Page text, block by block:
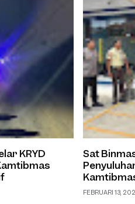
KRYD
Sat
Wilayah
FEBRUARI 13,